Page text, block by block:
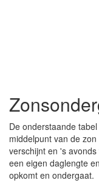
De onderstaande
middelpunt van de
verschijnt en 's
een eigen daglengte
opkomt en ondergaat.